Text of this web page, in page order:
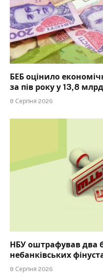
БЕБ оцінило
за пів року у 13,8
8 Серпня 2026
НБУ оштрафував два
небанківських
8 Серпня 2026